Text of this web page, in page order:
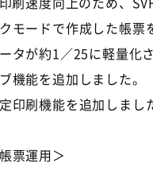
モードで作成した帳
タが約1／25に軽量化
機能を追加しました。
印刷機能を追加しまし
票運用＞